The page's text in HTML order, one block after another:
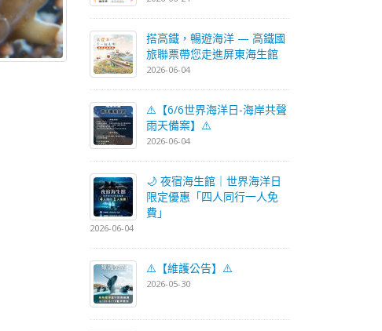
搭高鐵，暢遊海洋 — 高鐵國
旅聯票帶您走進屏東海生館
2026-06-04
⚠️【6/6世界海洋日-海岸共聲
雨天備案】⚠️
2026-06-04
🌙 夜宿海生館｜世界海洋日
限定優惠「四人同行一人免
費」
2026-06-04
⚠️【維護公告】⚠️
2026-05-30